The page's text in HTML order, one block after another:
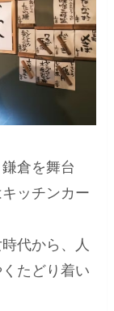
倉を舞台
ッチンカー
代から、人
たどり着い